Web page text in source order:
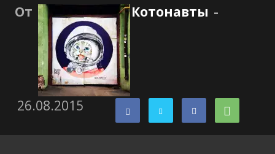
От Котонавты -
26.08.2015